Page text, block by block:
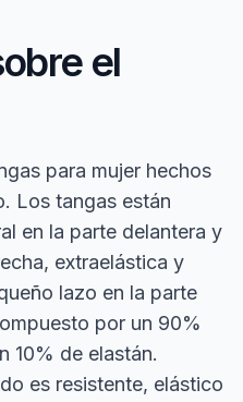
el
para mujer hechos
Los tangas están
en la parte delantera y
extraelástica y
lazo en la parte
por un 90%
10% de elastán.
es resistente, elástico